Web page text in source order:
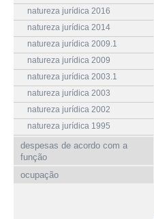
natureza jurídica 2016
natureza jurídica 2014
natureza jurídica 2009.1
natureza jurídica 2009
natureza jurídica 2003.1
natureza jurídica 2003
natureza jurídica 2002
natureza jurídica 1995
despesas de acordo com a
função
ocupação